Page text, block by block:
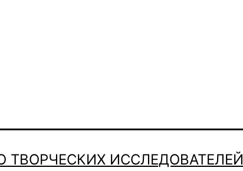
ТВОРЧЕСКИХ ИССЛЕДОВАТЕЛЕЙ